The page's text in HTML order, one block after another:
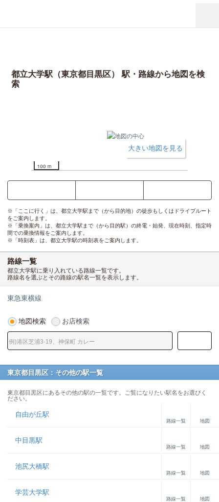
都立大学駅（東京都目黒区） 駅・路線から地図を検
索
100 m
大きい地図を見る
※「ここに行く」は、都立大学駅まで（から目的地）の徒歩もしくはドライブルート
をご案内します。
※「乗換案内」は、都立大学駅まで（から目的駅）の終電・始発、現在時刻、指定時
間での乗換情報をご案内します。
※「時刻表」は、都立大学駅の時刻表をご案内します。
路線一覧
都立大学駅に乗り入れている路線一覧です。
路線名を選ぶとその路線の駅名一覧を表示します。
東急東横線
地図検索 お店検索
東京都目黒区：その他の駅一覧
東京都目黒区にあるその他の駅の一覧です。ご覧になりたい駅名をお選びく
ださい。
自由が丘駅
路線一覧 地図
中目黒駅
路線一覧 地図
池尻大橋駅
路線一覧 地図
学芸大学駅
路線一覧 地図